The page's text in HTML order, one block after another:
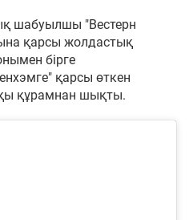
шабуылшы "Вестерн
қарсы жолдастық
бірге
қарсы өткен
құрамнан шықты.